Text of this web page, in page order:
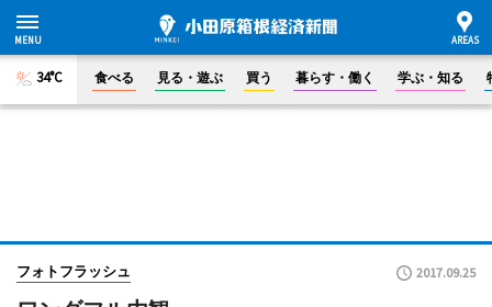
34°C 食べる 見る・遊ぶ 買う 暮らす・働く 学ぶ・知る
フォトフラッシュ 2017.09.25